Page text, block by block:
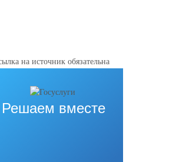
на источник обязательна
Решаем вместе